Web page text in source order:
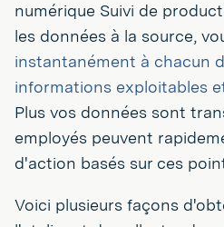
numérique Suivi de
les données à la source,
instantanément à chacun
informations exploitables
Plus vos données sont
employés peuvent
d'action basés sur ces
Voici plusieurs façons